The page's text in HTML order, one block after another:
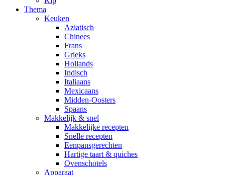
Thema
Keuken
Aziatisch
Chinees
Frans
Grieks
Hollands
Indisch
Italiaans
Mexicaans
Midden-Oosters
Spaans
Makkelijk & snel
Makkelijke recepten
Snelle recepten
Eenpansgerechten
Hartige taart & quiches
Ovenschotels
Apparaat